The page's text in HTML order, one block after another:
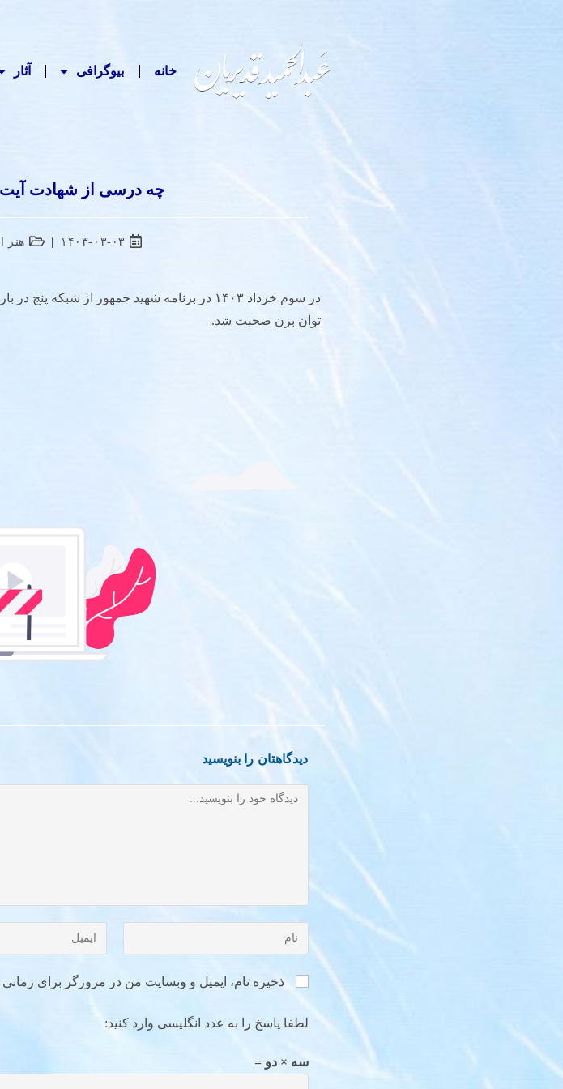
خانه بیوگرافی آثار
چه درسی از شهادت آیت
۱۴۰۳-۰۳-۰۳ هنر
در سوم خرداد ۱۴۰۳ در برنامه شهید جمهور از
توان برن صحبت شد.
دیدگاهتان را بنویسید
ذخیره نام، ایمیل و وبسایت من در مرورگر برای
لطفا پاسخ را به عدد انگلیسی وارد کنید:
سه × دو =